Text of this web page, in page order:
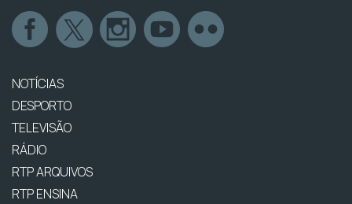
NOTÍCIAS
DESPORTO
TELEVISÃO
RÁDIO
RTP ARQUIVOS
RTP ENSINA